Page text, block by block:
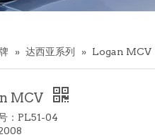
» 达西亚系列 » Logan MCV
MCV
：PL51-04